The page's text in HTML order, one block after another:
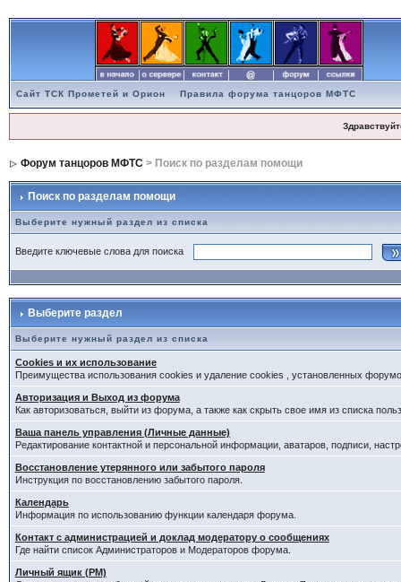
Сайт ТСК Прометей и Орион Правила форума танцоров МФТС
Форум танцоров МФТС> Поиск по разделам помощи
Поиск по разделам помощи
Выберите нужный раздел из списка
Введите ключевые слова для поиска
Выберите раздел
Выберите нужный раздел из списка
Cookies и их использование
Преимущества использования cookies и удаление cookies , установленных
Авторизация и Выход из форума
Как авторизоваться, выйти из форума, а также как скрыть свое имя из списка
Ваша панель управления (Личные данные)
Редактирование контактной и персональной информации, аватаров, подписи,
Восстановление утерянного или забытого пароля
Инструкция по восстановлению забытого пароля.
Календарь
Информация по использованию функции календаря форума.
Контакт с администрацией и доклад модератору о сообщениях
Где найти список Администраторов и Модераторов форума.
Личный ящик (PM)